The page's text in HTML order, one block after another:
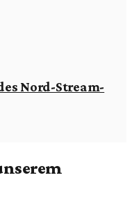
Nord-Stream-